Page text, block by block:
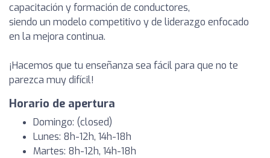
capacitación y formación de conductores,
siendo un modelo competitivo y de liderazgo enfocado
en la mejora continua.
¡Hacemos que tu enseñanza sea fácil para que no te
parezca muy difícil!
Horario de apertura
Domingo: (closed)
Lunes: 8h-12h, 14h-18h
Martes: 8h-12h, 14h-18h